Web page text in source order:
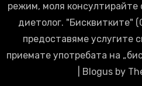
режим, моля консултирайте
диетолог. "Бисквитките"
предоставяме услугите
приемате употребата на
Blogusby